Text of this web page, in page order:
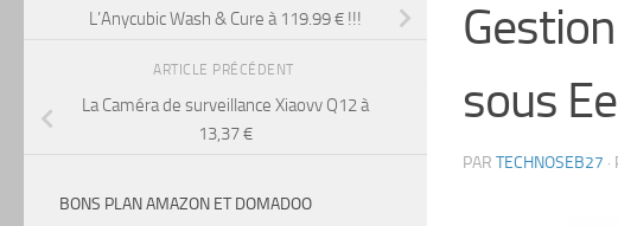
sous
PAR TECHNOSEB27
L’Anycubic Wash & Cure à 119.99 € !!!
ARTICLE PRÉCÉDENT
La Caméra de surveillance Xiaovv Q12 à
13,37 €
BONS PLAN AMAZON ET DOMADOO